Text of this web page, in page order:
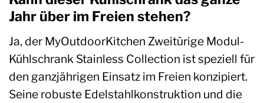
Jahr über im Freien stehen?
Ja, der MyOutdoorKitchen Zweitürige Modul-
Kühlschrank Stainless Collection ist speziell für
den ganzjährigen Einsatz im Freien konzipiert.
Seine robuste Edelstahlkonstruktion und die